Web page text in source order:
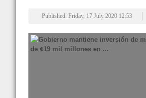
Published: Friday, 17 July 2020 12:53